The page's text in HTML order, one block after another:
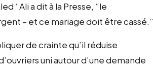
‘ Ali a dit à la Presse, “le
– et ce mariage doit être cassé.”
de crainte qu’il réduise
uni autour d’une demande